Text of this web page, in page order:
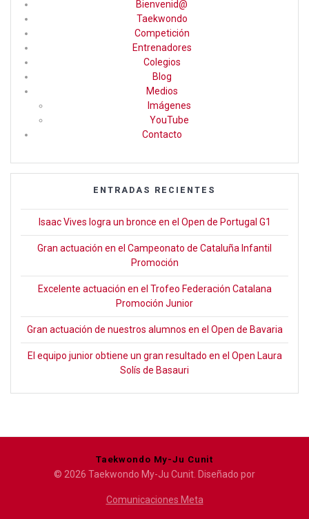
b
o
o
k
gr
a
m
Bienvenid@
Taekwondo
Competición
Entrenadores
Colegios
Blog
Medios
Imágenes
YouTube
Contacto
ENTRADAS RECIENTES
Isaac Vives logra un bronce en el Open de Portugal G1
Gran actuación en el Campeonato de Cataluña Infantil
Promoción
Excelente actuación en el Trofeo Federación Catalana
Promoción Junior
Gran actuación de nuestros alumnos en el Open de Bavaria
El equipo junior obtiene un gran resultado en el Open Laura
Solís de Basauri
Taekwondo My-Ju Cunit
© 2026 Taekwondo My-Ju Cunit. Diseñado por
Comunicaciones Meta